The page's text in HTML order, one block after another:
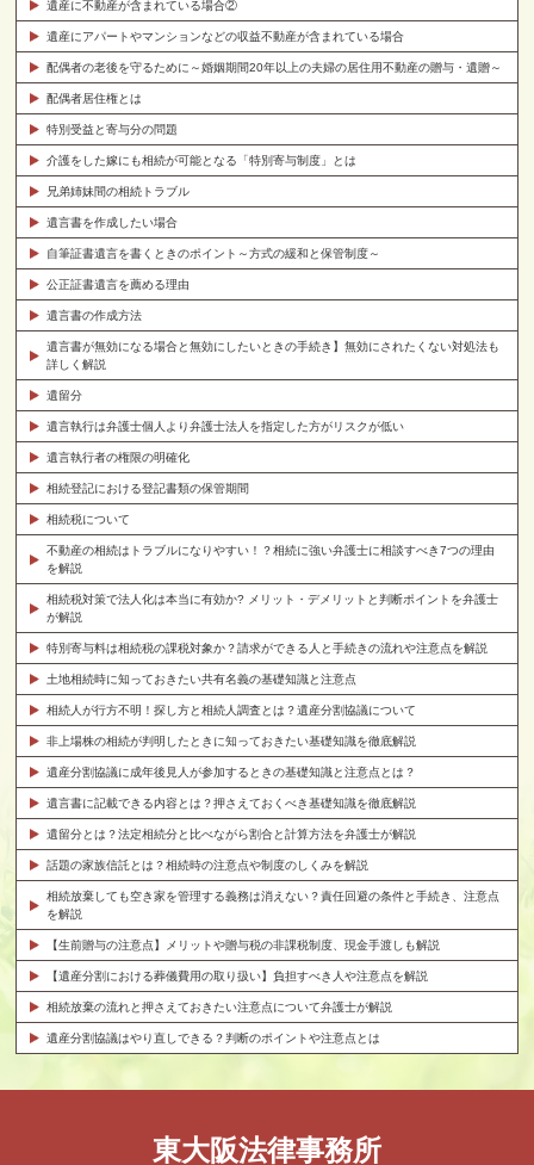
遺産に不動産が含まれている場合②
遺産にアパートやマンションなどの収益不動産が含まれている場合
配偶者の老後を守るために～婚姻期間20年以上の夫婦の居住用不動産の贈与・遺贈～
配偶者居住権とは
特別受益と寄与分の問題
介護をした嫁にも相続が可能となる「特別寄与制度」とは
兄弟姉妹間の相続トラブル
遺言書を作成したい場合
自筆証書遺言を書くときのポイント～方式の緩和と保管制度～
公正証書遺言を薦める理由
遺言書の作成方法
遺言書が無効になる場合と無効にしたいときの手続き】無効にされたくない対処法も
詳しく解説
遺留分
遺言執行は弁護士個人より弁護士法人を指定した方がリスクが低い
遺言執行者の権限の明確化
相続登記における登記書類の保管期間
相続税について
不動産の相続はトラブルになりやすい！？相続に強い弁護士に相談すべき7つの理由
を解説
相続税対策で法人化は本当に有効か? メリット・デメリットと判断ポイントを弁護士
が解説
特別寄与料は相続税の課税対象か？請求ができる人と手続きの流れや注意点を解説
土地相続時に知っておきたい共有名義の基礎知識と注意点
相続人が行方不明！探し方と相続人調査とは？遺産分割協議について
非上場株の相続が判明したときに知っておきたい基礎知識を徹底解説
遺産分割協議に成年後見人が参加するときの基礎知識と注意点とは？
遺言書に記載できる内容とは？押さえておくべき基礎知識を徹底解説
遺留分とは？法定相続分と比べながら割合と計算方法を弁護士が解説
話題の家族信託とは？相続時の注意点や制度のしくみを解説
相続放棄しても空き家を管理する義務は消えない？責任回避の条件と手続き、注意点
を解説
【生前贈与の注意点】メリットや贈与税の非課税制度、現金手渡しも解説
【遺産分割における葬儀費用の取り扱い】負担すべき人や注意点を解説
相続放棄の流れと押さえておきたい注意点について弁護士が解説
遺産分割協議はやり直しできる？判断のポイントや注意点とは
東大阪法律事務所